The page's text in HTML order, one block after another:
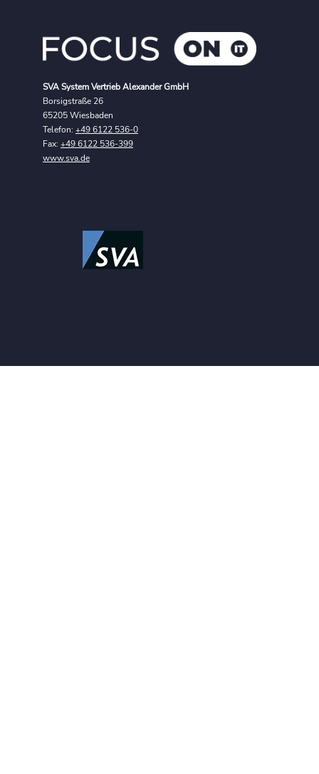
SVA System Vertrieb Alexander GmbH
Borsigstraße 26
65205 Wiesbaden
Telefon: +49 6122 536-0
Fax: +49 6122 536-399
www.sva.de